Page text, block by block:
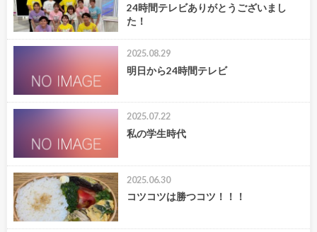
24時間テレビありがとうございまし
た！
2025.08.29
明日から24時間テレビ
2025.07.22
私の学生時代
2025.06.30
コツコツは勝つコツ！！！